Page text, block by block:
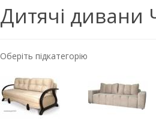
Дитячі дивани
Оберіть підкатегорію